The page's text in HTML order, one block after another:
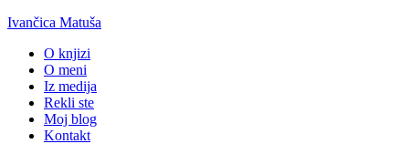
Ivančica Matuša
O knjizi
O meni
Iz medija
Rekli ste
Moj blog
Kontakt